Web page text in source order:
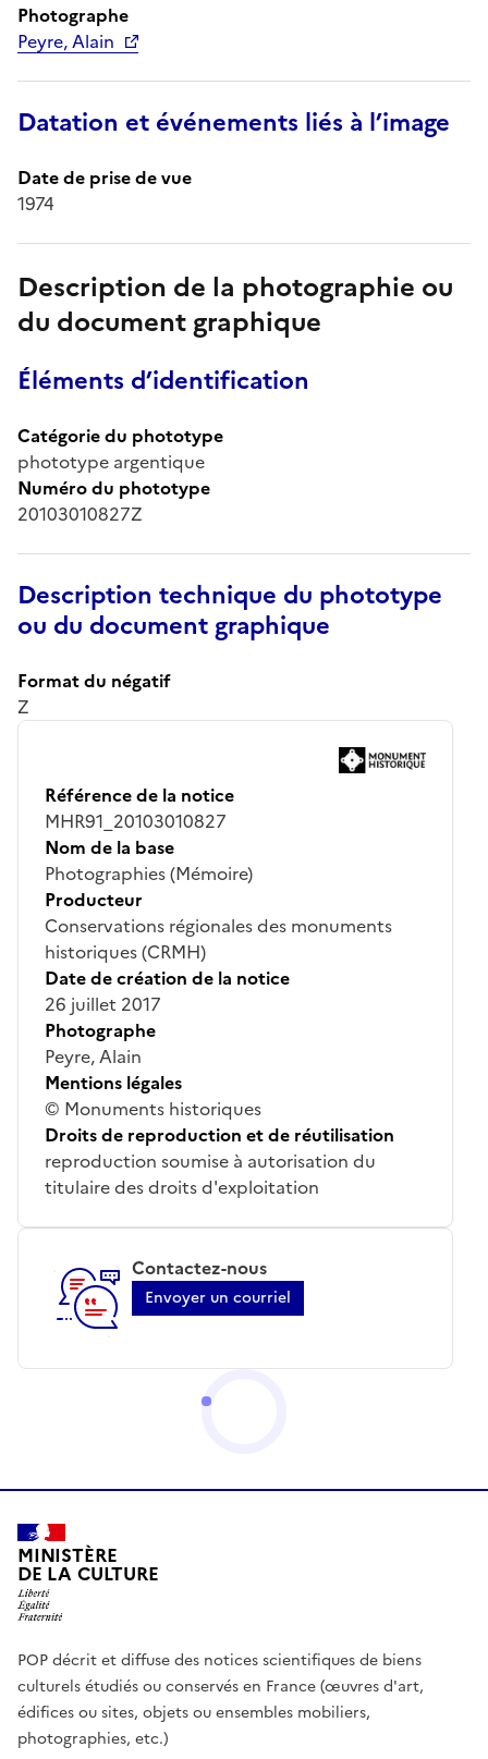
Photographe
Peyre, Alain
Datation et événements liés à l’image
Date de prise de vue
1974
Description de la photographie ou
du document graphique
Éléments d’identification
Catégorie du phototype
phototype argentique
Numéro du phototype
20103010827Z
Description technique du phototype
ou du document graphique
Format du négatif
Z
Référence de la notice
MHR91_20103010827
Nom de la base
Photographies (Mémoire)
Producteur
Conservations régionales des monuments
historiques (CRMH)
Date de création de la notice
26 juillet 2017
Photographe
Peyre, Alain
Mentions légales
© Monuments historiques
Droits de reproduction et de réutilisation
reproduction soumise à autorisation du
titulaire des droits d'exploitation
Contactez-nous
Envoyer un courriel
MINISTÈRE
DE LA CULTURE
POP décrit et diffuse des notices scientifiques de biens
culturels étudiés ou conservés en France (œuvres d'art,
édifices ou sites, objets ou ensembles mobiliers,
photographies, etc.)